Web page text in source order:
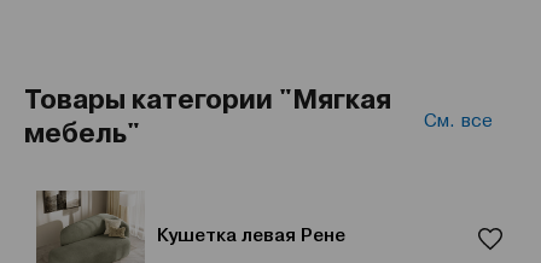
Товары категории "Мягкая
мебель"
См. все
Кушетка левая Рене